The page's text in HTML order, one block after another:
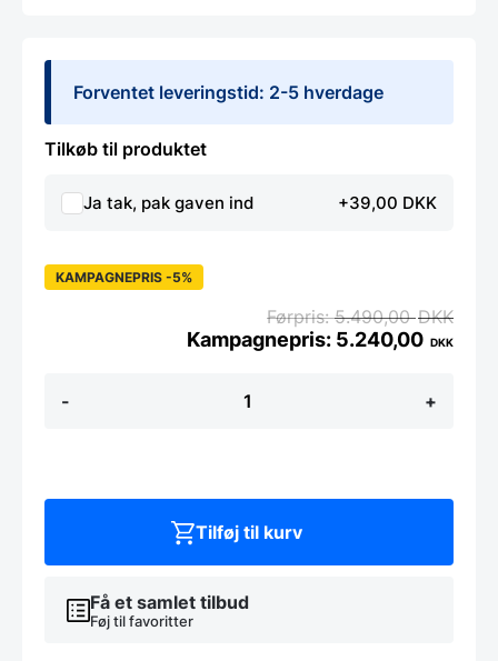
Forventet leveringstid: 2-5 hverdage
Tilkøb til produktet
Ja tak, pak gaven ind +39,00 DKK
-
gou
+
KAMPAGNEPRIS -5%
5.490,00DKK
5.240,00 DKK
Få et samlet tilbud
Føj til favoritter
Tilføj til kurv